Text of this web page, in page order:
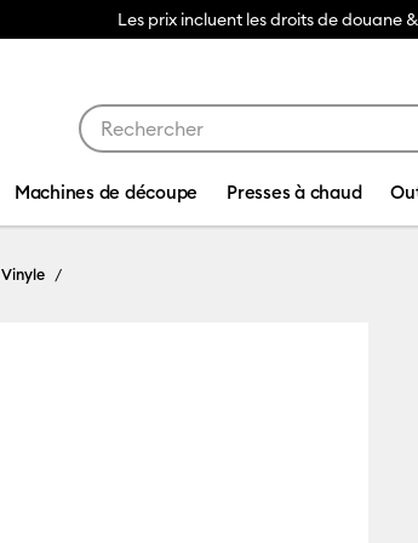
Les prix incluent les droits de douane
Machines de découpe Presses à chaud
Vinyle